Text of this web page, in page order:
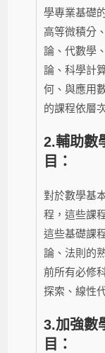
學專業基礎
高等微積分
論、代數學
論、科學計
何、與應用
的課程依層
2.輔助數
目：
對於數學基
程，這些課
這些基礎課
論、法則的
前所有必修
探索、線性
3.加強數
目：